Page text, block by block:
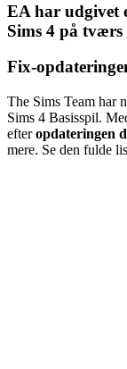
EA har udgivet
Sims 4 på tværs
Fix-
The Sims Team har
Sims 4 Basisspil.
efteropdateringen
mere. Se den fulde